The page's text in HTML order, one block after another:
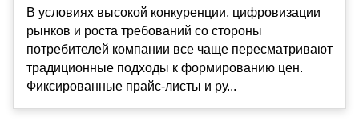
В условиях высокой конкуренции, цифровизации
рынков и роста требований со стороны
потребителей компании все чаще пересматривают
традиционные подходы к формированию цен.
Фиксированные прайс-листы и ру...